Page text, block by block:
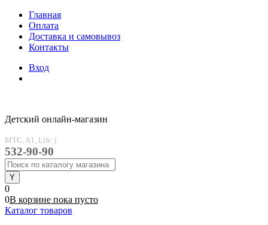
Главная
Оплата
Доставка и самовывоз
Контакты
Вход
Детский онлайн-магазин
MTC, A1, Life:)
532-90-90
0
0В корзине пока пусто
Каталог товаров